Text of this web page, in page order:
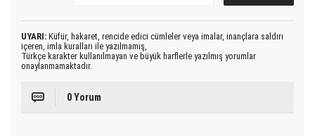
UYARI: Küfür, hakaret, rencide edici cümleler veya imalar, inançlara saldırı
içeren, imla kuralları ile yazılmamış,
Türkçe karakter kullanılmayan ve büyük harflerle yazılmış yorumlar
onaylanmamaktadır.
0 Yorum